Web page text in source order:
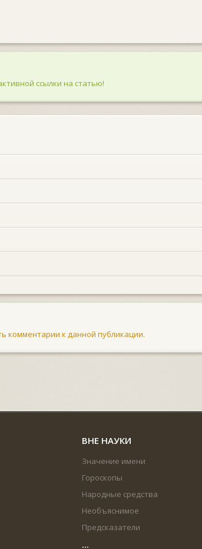
ссылки на статью!
комментарии к данной публикации.
ВНЕ НАУКИ
Значение имени
Гороскопы
Народные средства
Необъяснимое
Предсказатели
...